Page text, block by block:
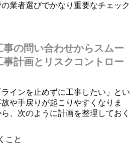
業者選びでかなり重要なチェック
の問い合わせからスムー
事計画とリスクコントロー
インを止めずに工事したい」とい
や手戻りが起こりやすくなりま
、次のように計画を整理しておく
こと